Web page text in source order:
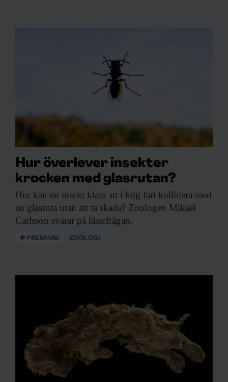
Hur överlever insekter
krocken med glasrutan?
Hur kan en insekt klara att i hög fart kollidera med
en glasruta utan att ta skada? Zoologen Mikael
Carlsson svarar på läsarfrågan.
PREMIUM ZOOLOGI